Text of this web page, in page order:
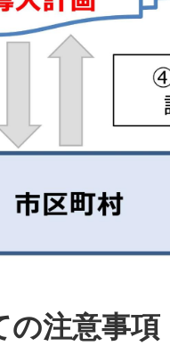
の注意事項